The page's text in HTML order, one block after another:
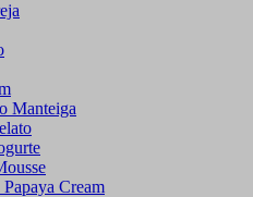
Manteiga
Cream